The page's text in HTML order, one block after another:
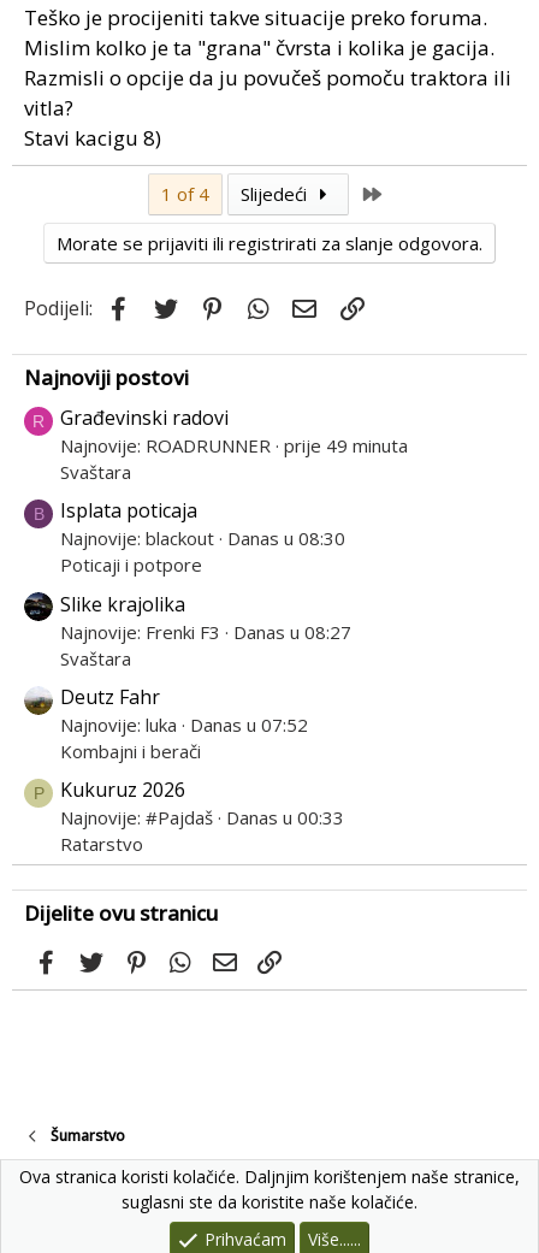
Teško je procijeniti takve situacije preko foruma.
Mislim kolko je ta "grana" čvrsta i kolika je gacija.
Razmisli o opcije da ju povučeš pomoču traktora ili
vitla?
Stavi kacigu 8)
1 of 4 Slijedeći
Morate se prijaviti ili registrirati za slanje odgovora.
Podijeli: Facebook
Twitter PinterestWhatsApp
Email
Najnoviji postovi
R Građevinski radovi
Najnovije: ROADRUNNER prije 49 minuta
Svaštara
B Isplata poticaja
Najnovije: blackout Danas u 08:30
Poticaji i potpore
Slike krajolika
Najnovije: Frenki F3
Danas u 08:27
Svaštara
Deutz Fahr
Najnovije: luka
Danas u 07:52
Kombajni i berači
P Kukuruz 2026
Najnovije: #Pajdaš Danas u 00:33
Ratarstvo
Dijelite ovu stranicu
FacebookTwitterPinterestWhatsApp
Email
Šumarstvo
Community platform by XenForo® © 2010-2022 XenForo Ltd.
Ova stranica koristi kolačiće. Daljnjim korištenjem naše stranice,
suglasni ste da koristite naše kolačiće.
Prihvaćam
Više......